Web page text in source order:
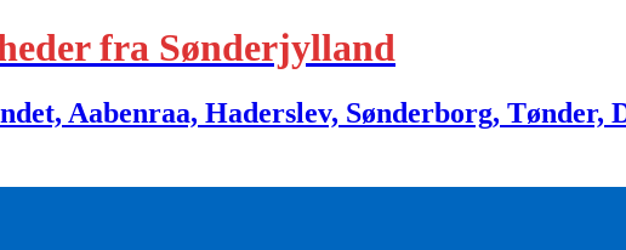
fra Sønderjylland
Aabenraa, Haderslev, Sønderborg, Tønder,